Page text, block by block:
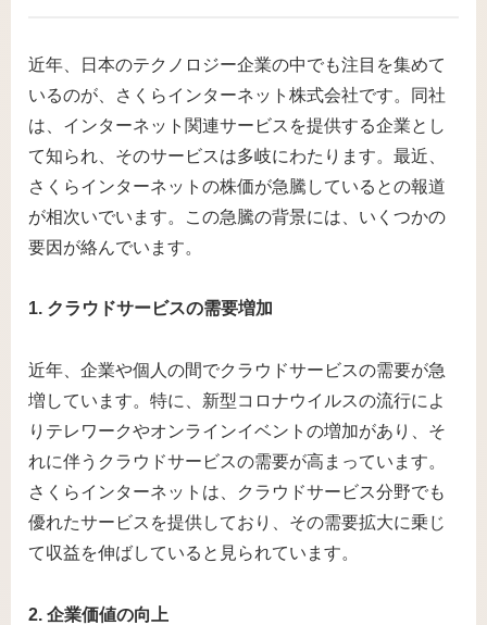
近年、日本のテクノロジー企業の中でも注目を集めて
いるのが、さくらインターネット株式会社です。同社
は、インターネット関連サービスを提供する企業とし
て知られ、そのサービスは多岐にわたります。最近、
さくらインターネットの株価が急騰しているとの報道
が相次いでいます。この急騰の背景には、いくつかの
要因が絡んでいます。
1. クラウドサービスの需要増加
近年、企業や個人の間でクラウドサービスの需要が急
増しています。特に、新型コロナウイルスの流行によ
りテレワークやオンラインイベントの増加があり、そ
れに伴うクラウドサービスの需要が高まっています。
さくらインターネットは、クラウドサービス分野でも
優れたサービスを提供しており、その需要拡大に乗じ
て収益を伸ばしていると見られています。
2. 企業価値の向上